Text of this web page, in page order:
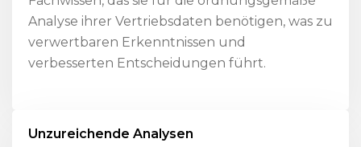
Analyse ihrer Vertriebsdaten benötigen, was zu
verwertbaren Erkenntnissen und
verbesserten Entscheidungen führt.
Unzureichende Analysen